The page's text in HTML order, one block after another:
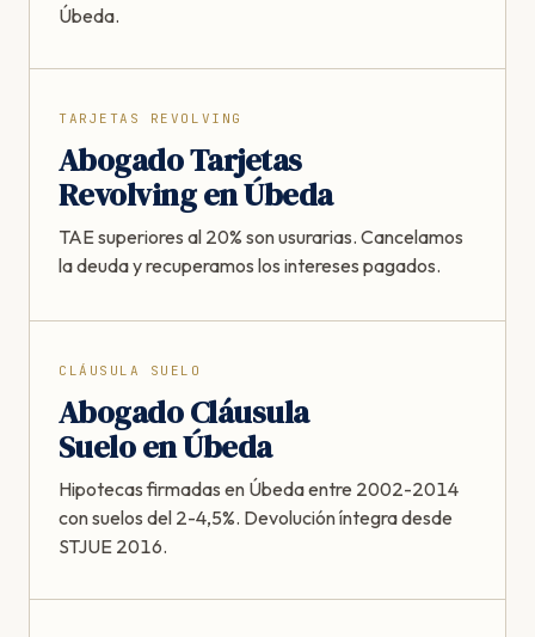
Úbeda.
TARJETAS REVOLVING
Abogado Tarjetas
Revolving en Úbeda
TAE superiores al 20% son usurarias. Cancelamos
la deuda y recuperamos los intereses pagados.
CLÁUSULA SUELO
Abogado Cláusula
Suelo en Úbeda
Hipotecas firmadas en Úbeda entre 2002-2014
con suelos del 2-4,5%. Devolución íntegra desde
STJUE 2016.